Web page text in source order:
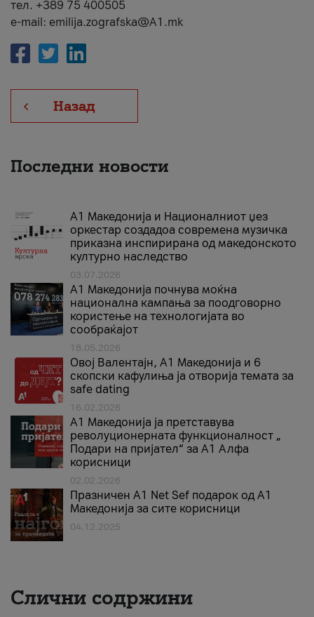
тел. +389 75 400505
e-mail: emilija.zografska@A1.mk
Назад
Последни новости
А1 Македонија и Националниот џез
оркестар создадоа современа музичка
приказна инспирирана од македонското
културно наследство
03.07.2026
A1 Македонија почнува моќна
национална кампања за поодговорно
користење на технологијата во
сообраќајот
18.05.2026
Овој Валентајн, A1 Македонија и 6
скопски кафулиња ја отворија темата за
safe dating
16.02.2026
А1 Македонија ја претставува
револуционерната функционалност „
Подари на пријател“ за А1 Алфа
корисници
02.02.2026
Празничен A1 Net Sеf подарок од А1
Македонија за сите корисници
04.12.2025
Слични содржини